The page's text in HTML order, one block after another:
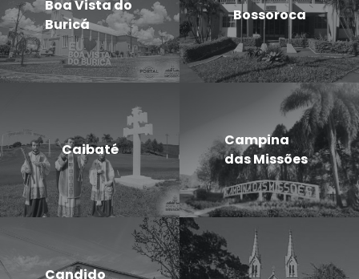
Boa Vista do
Buricá
Bossoroca
Caibaté
Campina
das Missões
Candido